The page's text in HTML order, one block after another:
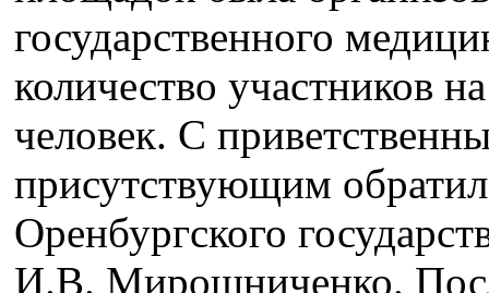
государственного
количество участников
человек. С
присутствующим
Оренбургского
И.В. Мирошниченко.